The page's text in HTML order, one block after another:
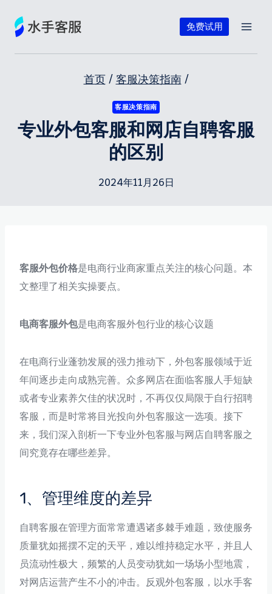
免费试用
首页 / 客服决策指南 /
客服决策指南
专业外包客服和网店自聘客服
的区别
2024年11月26日
客服外包价格是电商行业商家重点关注的核心问题。本
文整理了相关实操要点。
电商客服外包是电商客服外包行业的核心议题
在电商行业蓬勃发展的强力推动下，外包客服领域于近
年间逐步走向成熟完善。众多网店在面临客服人手短缺
或者专业素养欠佳的状况时，不再仅仅局限于自行招聘
客服，而是时常将目光投向外包客服这一选项。接下
来，我们深入剖析一下专业外包客服与网店自聘客服之
间究竟存在哪些差异。
1、管理维度的差异
自聘客服在管理方面常常遭遇诸多棘手难题，致使服务
质量犹如摇摆不定的天平，难以维持稳定水平，并且人
员流动性极大，频繁的人员变动犹如一场场小型地震，
对网店运营产生不小的冲击。反观外包客服，以水手客